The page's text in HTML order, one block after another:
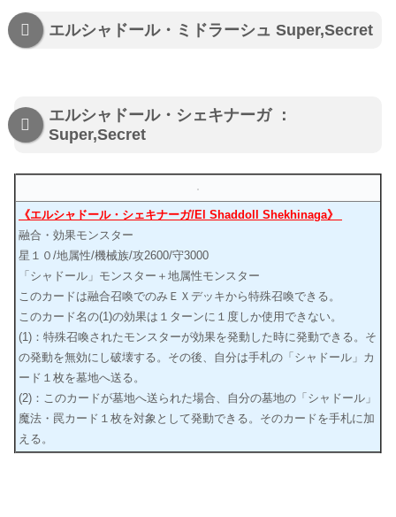
エルシャドール・ミドラーシュ Super,Secret
エルシャドール・シェキナーガ ：
Super,Secret
《エルシャドール・シェキナーガ/El Shaddoll Shekhinaga》
融合・効果モンスター
星１０/地属性/機械族/攻2600/守3000
「シャドール」モンスター＋地属性モンスター
このカードは融合召喚でのみＥＸデッキから特殊召喚できる。
このカード名の(1)の効果は１ターンに１度しか使用できない。
(1)：特殊召喚されたモンスターが効果を発動した時に発動できる。そ
の発動を無効にし破壊する。その後、自分は手札の「シャドール」カ
ード１枚を墓地へ送る。
(2)：このカードが墓地へ送られた場合、自分の墓地の「シャドール」
魔法・罠カード１枚を対象として発動できる。そのカードを手札に加
える。